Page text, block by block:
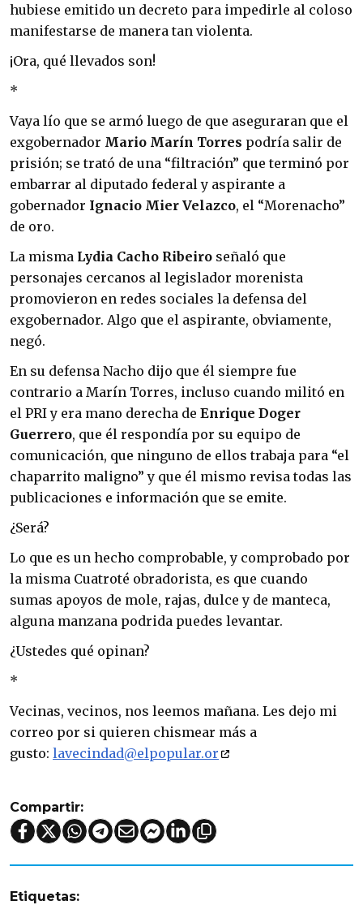
hubiese emitido un decreto para impedirle al coloso
manifestarse de manera tan violenta.
¡Ora, qué llevados son!
*
Vaya lío que se armó luego de que aseguraran que el
exgobernador Mario Marín Torres podría salir de
prisión; se trató de una “filtración” que terminó por
embarrar al diputado federal y aspirante a
gobernador Ignacio Mier Velazco, el “Morenacho”
de oro.
La misma Lydia Cacho Ribeiro señaló que
personajes cercanos al legislador morenista
promovieron en redes sociales la defensa del
exgobernador. Algo que el aspirante, obviamente,
negó.
En su defensa Nacho dijo que él siempre fue
contrario a Marín Torres, incluso cuando militó en
el PRI y era mano derecha de Enrique Doger
Guerrero, que él respondía por su equipo de
comunicación, que ninguno de ellos trabaja para “el
chaparrito maligno” y que él mismo revisa todas las
publicaciones e información que se emite.
¿Será?
Lo que es un hecho comprobable, y comprobado por
la misma Cuatroté obradorista, es que cuando
sumas apoyos de mole, rajas, dulce y de manteca,
alguna manzana podrida puedes levantar.
¿Ustedes qué opinan?
*
Vecinas, vecinos, nos leemos mañana. Les dejo mi
correo por si quieren chismear más a
gusto: lavecindad@elpopular.or
Compartir:
Etiquetas: